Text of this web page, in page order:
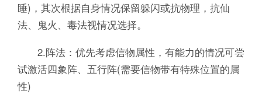
睡)，其次根据自身情况保留躲闪或抗物理，抗仙
法、鬼火、毒法视情况选择。
2.阵法：优先考虑信物属性，有能力的情况可尝
试激活四象阵、五行阵(需要信物带有特殊位置的属
性)